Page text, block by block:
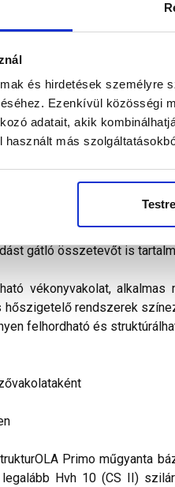
és hirdetések személyre
Ezenkívül közösségi
adatait, akik
más
talál a termékkel
kapart hatású
kivitelezhető és az ára
nem páraáteresztő.
pasztell és
gátló összetevőt is
vékonyvakolat,
rendszerek
felhordható és
Primo műgyanta
Hvh 10 (CS II)